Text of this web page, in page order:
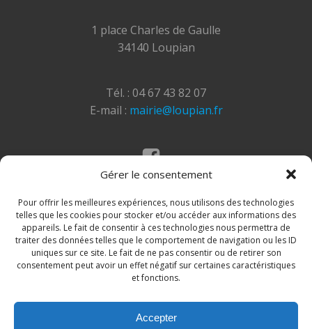
Gérer le consentement
Pour offrir les meilleures expériences, nous utilisons des technologies
telles que les cookies pour stocker et/ou accéder aux informations des
appareils. Le fait de consentir à ces technologies nous permettra de
traiter des données telles que le comportement de navigation ou les ID
uniques sur ce site. Le fait de ne pas consentir ou de retirer son
consentement peut avoir un effet négatif sur certaines caractéristiques
et fonctions.
Accepter
1 place Charles de Gaulle
34140 Loupian
Tél. : 04 67 43 82 07
E-mail : mairie@loupian.fr